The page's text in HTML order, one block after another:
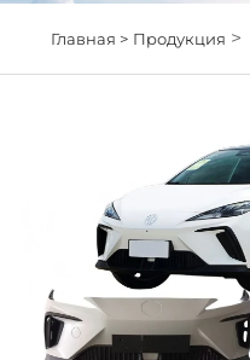
Главная > Продукция >